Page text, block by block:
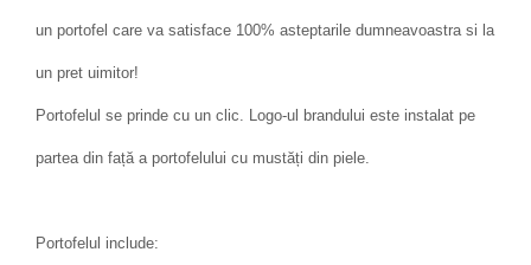
un portofel care va satisface 100% asteptarile dumneavoastra si la
un pret uimitor!
Portofelul se prinde cu un clic. Logo-ul brandului este instalat pe
partea din față a portofelului cu mustăți din piele.
Portofelul include: